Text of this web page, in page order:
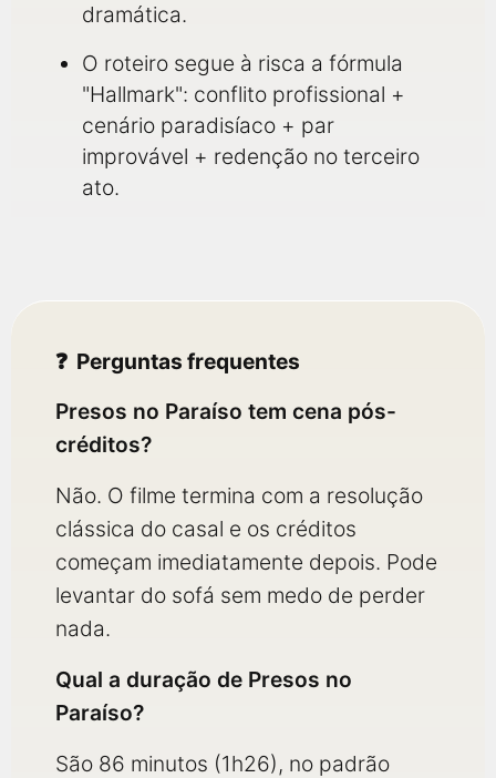
dramática.
O roteiro segue à risca a fórmula
"Hallmark": conflito profissional +
cenário paradisíaco + par
improvável + redenção no terceiro
ato.
Perguntas frequentes
Presos no Paraíso tem cena pós-
créditos?
Não. O filme termina com a resolução
clássica do casal e os créditos
começam imediatamente depois. Pode
levantar do sofá sem medo de perder
nada.
Qual a duração de Presos no
Paraíso?
São 86 minutos (1h26), no padrão